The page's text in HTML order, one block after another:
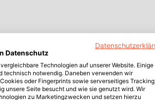
Datenschutz
Technologien auf unserer Website. Einige
technisch notwendig. Daneben verwenden wir
oder Fingerprints sowie serverseitiges
unsere Seite besucht und wie sie genutzt wird. Wir
zu Marketingzwecken und setzen hierzu